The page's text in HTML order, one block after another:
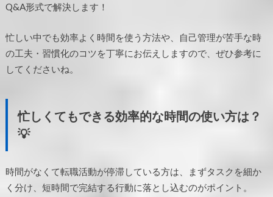
Q&A形式で解決します！
忙しい中でも効率よく時間を使う方法や、自己管理が苦手な時
の工夫・習慣化のコツを丁寧にお伝えしますので、ぜひ参考に
してくださいね。
忙しくてもできる効率的な時間の使い方は？
💡
時間がなくて転職活動が停滞している方は、まずタスクを細か
く分け、短時間で完結する行動に落とし込むのがポイント。